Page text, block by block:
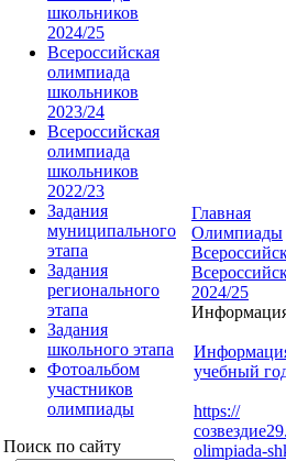
школьников
2024/25
Всероссийская
олимпиада
школьников
2023/24
Всероссийская
олимпиада
школьников
2022/23
Задания
муниципального
этапа
Задания
регионального
этапа
Задания
школьного этапа
Фотоальбом
участников
олимпиады
Поиск по сайту
Главная
Олимпиады
2024/25
учебный
https://
olimpiada-